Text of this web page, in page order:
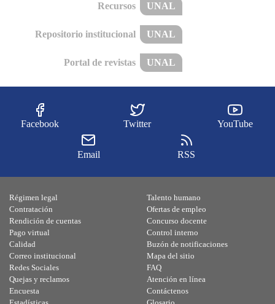
Recursos UNAL
Repositorio institucional UNAL
Portal de revistas UNAL
Facebook Twitter YouTube
Email RSS
Régimen legal
Contratación
Rendición de cuentas
Pago virtual
Calidad
Talento humano
Ofertas de empleo
Concurso docente
Control interno
Buzón de notificaciones
Correo institucional
Redes Sociales
Quejas y reclamos
Encuesta
Mapa del sitio
FAQ
Atención en línea
Contáctenos